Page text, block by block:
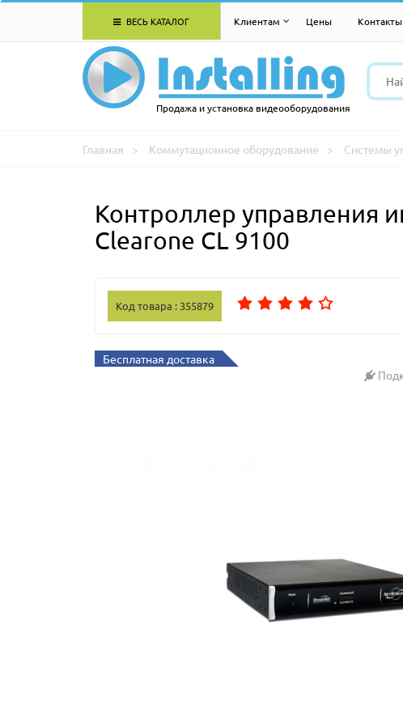
ВЕСЬ КАТАЛОГ Клиентам Цены Контакты
Продажа и установка видеооборудования
Главная Коммутационное оборудование Системы
Контроллер управления
Clearone CL 9100
Код товара : 355879
Бесплатная доставка